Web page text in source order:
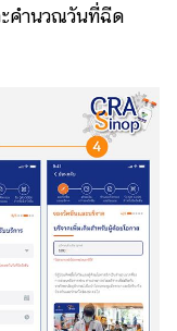
ะคำนวณวันที่ฉีด